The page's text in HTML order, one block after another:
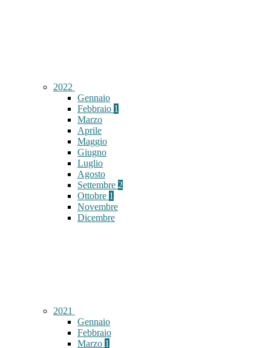
2022
Gennaio
Febbraio 1
Marzo
Aprile
Maggio
Giugno
Luglio
Agosto
Settembre 2
Ottobre 1
Novembre
Dicembre
2021
Gennaio
Febbraio
Marzo 1